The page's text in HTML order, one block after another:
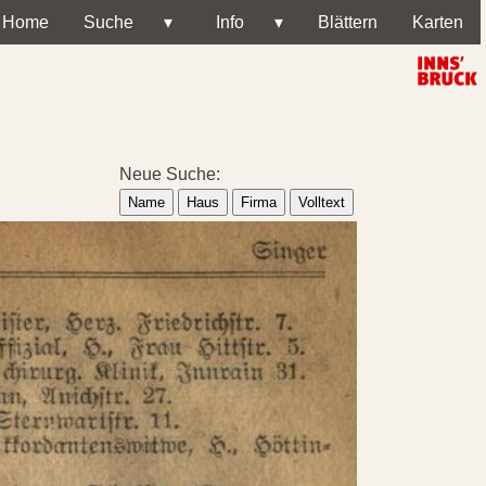
Home Suche ▾ Info ▾ Blättern Karten
Neue Suche:
Name Haus Firma Volltext